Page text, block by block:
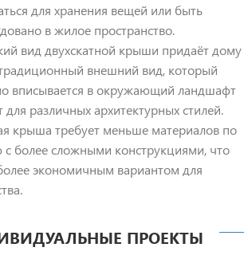
для хранения вещей или быть
в жилое пространство.
вид двухскатной крыши придаёт дому
внешний вид, который
вписывается в окружающий ландшафт
для различных архитектурных стилей.
крыша требует меньше материалов по
с более сложными конструкциями, что
экономичным вариантом для
ПРОЕКТЫ